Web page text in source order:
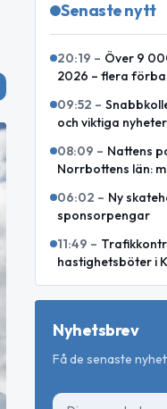
Senaste nytt
20:19 – Över 9
2026 – flera
09:52 –
och viktiga nyheter
08:09 – Nattens
Norrbottens län:
06:02 – Ny
sponsorpengar
11:49 –
hastighetsböter i
Nyhetsbrev
Få de senaste